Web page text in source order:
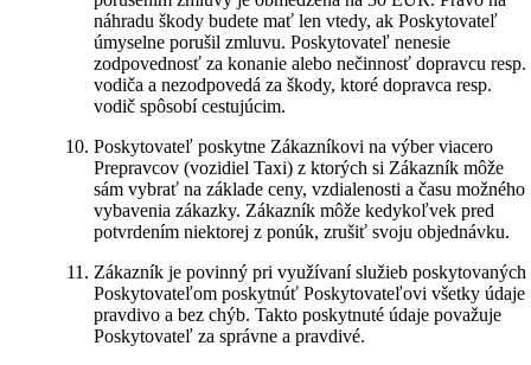
náhradu škody budete mať len vtedy, ak Poskytovateľ
úmyselne porušil zmluvu. Poskytovateľ nenesie
zodpovednosť za konanie alebo nečinnosť dopravcu resp.
vodiča a nezodpovedá za škody, ktoré dopravca resp.
vodič spôsobí cestujúcim.
Poskytovateľ poskytne Zákazníkovi na výber viacero
Prepravcov (vozidiel Taxi) z ktorých si Zákazník môže
sám vybrať na základe ceny, vzdialenosti a času možného
vybavenia zákazky. Zákazník môže kedykoľvek pred
potvrdením niektorej z ponúk, zrušiť svoju objednávku.
Zákazník je povinný pri využívaní služieb poskytovaných
Poskytovateľom poskytnúť Poskytovateľovi všetky údaje
pravdivo a bez chýb. Takto poskytnuté údaje považuje
Poskytovateľ za správne a pravdivé.